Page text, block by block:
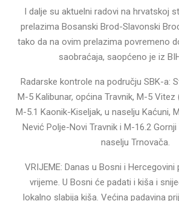
I dalje su aktuelni radovi na hrvatskoj
prelazima Bosanski Brod-Slavonski
tako da na ovim prelazima povremeno
saobraćaja, saopćeno je iz
Radarske kontrole na području SBK-a:
M-5 Kalibunar, općina Travnik, M-5
M-5.1 Kaonik-Kiseljak, u naselju Kaćuni,
Nević Polje-Novi Travnik i M-16.2
naselju Trnovača.
VRIJEME: Danas u Bosni i
vrijeme. U Bosni će padati i kiša i
lokalno slabija kiša. Većina padavina